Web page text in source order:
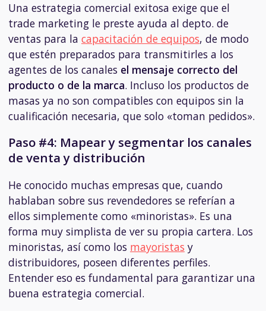
Una estrategia comercial exitosa exige que el
trade marketing le preste ayuda al depto. de
ventas para la capacitación de equipos, de modo
que estén preparados para transmitirles a los
agentes de los canales el mensaje correcto del
producto o de la marca. Incluso los productos de
masas ya no son compatibles con equipos sin la
cualificación necesaria, que solo «toman pedidos».
Paso #4: Mapear y segmentar los canales
de venta y distribución
He conocido muchas empresas que, cuando
hablaban sobre sus revendedores se referían a
ellos simplemente como «minoristas». Es una
forma muy simplista de ver su propia cartera. Los
minoristas, así como los mayoristas y
distribuidores, poseen diferentes perfiles.
Entender eso es fundamental para garantizar una
buena estrategia comercial.